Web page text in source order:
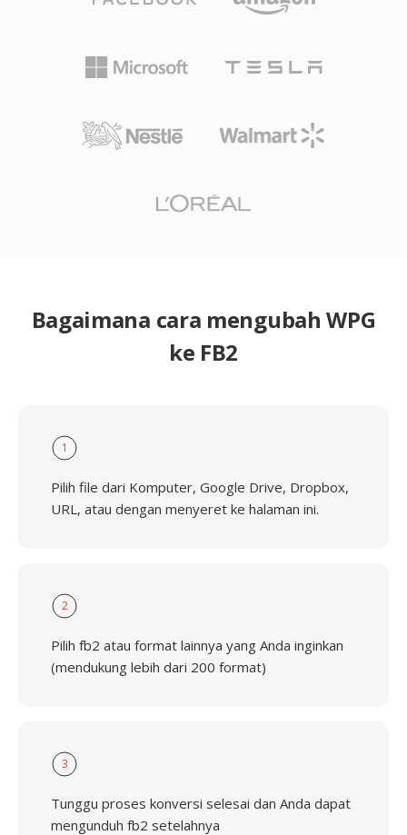
Bagaimana cara mengubah WPG
ke FB2
1
Pilih file dari Komputer, Google Drive, Dropbox,
URL, atau dengan menyeret ke halaman ini.
2
Pilih fb2 atau format lainnya yang Anda inginkan
(mendukung lebih dari 200 format)
3
Tunggu proses konversi selesai dan Anda dapat
mengunduh fb2 setelahnya